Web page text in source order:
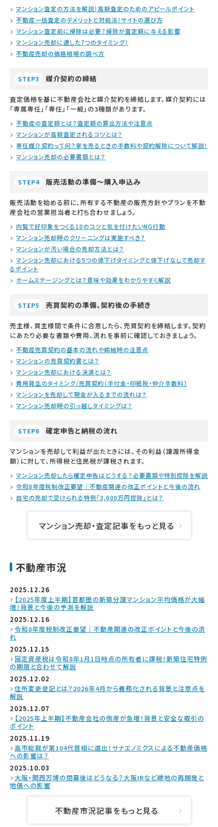
マンション査定の方法を解説！高額査定のためのアピールポイント
不動産一括査定のデメリットと対処法！サイトの選び方
マンション査定前に掃除は必要？掃除が査定額に与える影響
マンション売却に適した7つのタイミング！
不動産売却の価格相場の調べ方
STEP3 媒介契約の締結
査定価格を基に不動産会社と媒介契約を締結します。媒介契約には
「専属専任」「専任」「一般」の3種類があります。
不動産の査定額とは？査定額の算出方法や注意点
マンションが高額査定されるコツとは？
専任媒介契約って何？家を売るときの手数料や契約解除について解説！
マンション売却の必要書類とは？
STEP4 販売活動の準備～購入申込み
販売活動を始める前に、所有する不動産の販売方針やプランを不動
産会社の営業担当者と打ち合わせましょう。
内覧で好印象をつくる10のコツと気を付けたいNG行動
マンション売却時のクリーニングは実施すべき？
マンションが汚い場合の売却方法とは？
マンション売却における5つの値下げタイミングと値下げなしで売却す
るポイント
ホームステージングとは？意味や効果をわかりやすく解説
STEP5 売買契約の準備、契約後の手続き
売主様、買主様間で条件に合意したら、売買契約を締結します。契約
にあたり必要な書類や費用、流れを事前に確認しておきましょう。
不動産売買契約の基本の流れや締結時の注意点
マンションの売買契約書とは？
マンション売却における決済とは？
費用発生のタイミング/売買契約（手付金・印紙税・仲介手数料）
マンションを売却して現金が入るまでの流れは？
マンション売却時の引っ越しタイミングは？
STEP6 確定申告と納税の流れ
マンションを売却して利益が出たときには、その利益（譲渡所得金
額）に対して、所得税と住民税が課税されます。
マンション売却したら確定申告はどうする？必要書類や特別控除を解説
令和8年度税制改正要望｜不動産関連の改正ポイントと今後の流れ
自宅の売却で受けられる特例「3,000万円控除」とは？
マンション売却・査定記事をもっと見る
不動産市況
2025.12.26
【2025年度上半期】首都圏の新築分譲マンション平均価格が大幅
増！背景と今後の予測を解説
2025.12.16
令和8年度税制改正要望｜不動産関連の改正ポイントと今後の流
れ
2025.12.15
固定資産税は令和8年1月1日時点の所有者に課税！新築住宅特例
の期限と合わせて解説
2025.12.02
住所変更登記とは？2026年4月から義務化される背景と注意点を
解説
2025.12.07
【2025年上半期】不動産会社の倒産が急増！背景と安全な取引の
ポイント
2025.11.19
高市総裁が第104代首相に選出！サナエノミクスによる不動産価格
への影響は？
2025.10.03
大阪・関西万博の閉幕後はどうなる？大阪IRなど跡地の再開発と
地価への影響
不動産市況記事をもっと見る